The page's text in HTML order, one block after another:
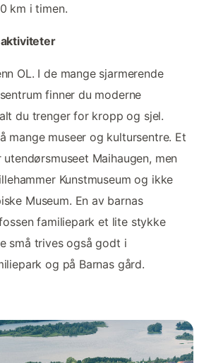
km i timen.
OL. I de mange sjarmerende
finner du moderne
du trenger for kropp og sjel.
mange museer og kultursentre. Et
Maihaugen, men
Kunstmuseum og ikke
Museum. En av barnas
familiepark et lite stykke
små trives også godt i
og på Barnas gård.